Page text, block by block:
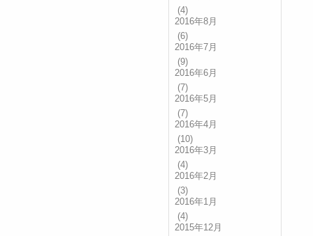
(4)
2016年8月
(6)
2016年7月
(9)
2016年6月
(7)
2016年5月
(7)
2016年4月
(10)
2016年3月
(4)
2016年2月
(3)
2016年1月
(4)
2015年12月